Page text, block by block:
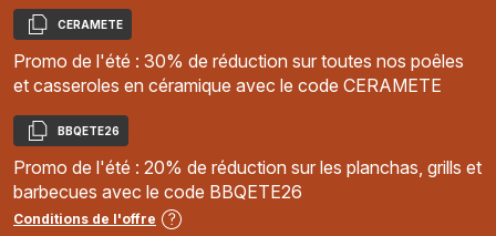
Copier
CERAMETE
Promo de l'été : 30% de réduction sur toutes nos poêles
et casseroles en céramique avec le code CERAMETE
Copier
BBQETE26
Promo de l'été : 20% de réduction sur les planchas, grills et
barbecues avec le code BBQETE26
Conditions de l'offre